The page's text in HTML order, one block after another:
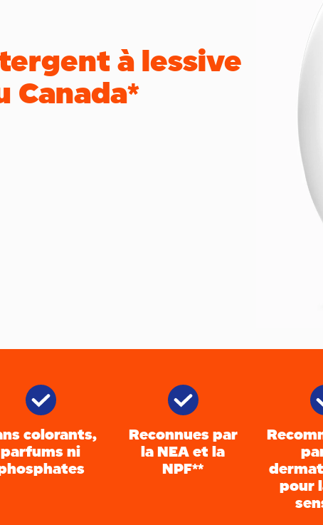
à lessive
Canada*
colorants,
parfums ni
Reconnues par
la NEA et la
NPF**
pour